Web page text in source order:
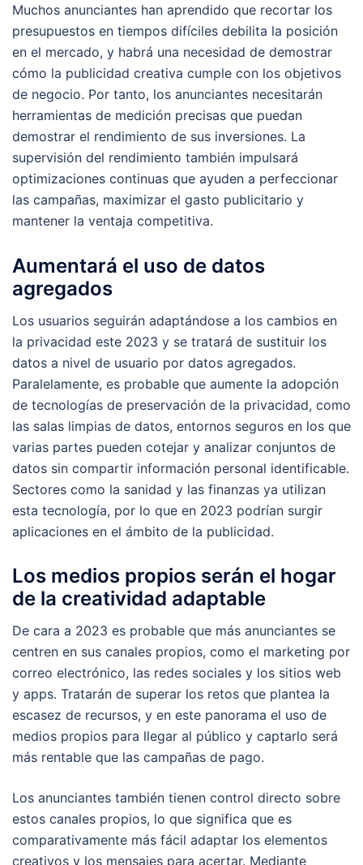
Muchos anunciantes han aprendido que recortar los
presupuestos en tiempos difíciles debilita la posición
en el mercado, y habrá una necesidad de demostrar
cómo la publicidad creativa cumple con los objetivos
de negocio. Por tanto, los anunciantes necesitarán
herramientas de medición precisas que puedan
demostrar el rendimiento de sus inversiones. La
supervisión del rendimiento también impulsará
optimizaciones continuas que ayuden a perfeccionar
las campañas, maximizar el gasto publicitario y
mantener la ventaja competitiva.
Aumentará el uso de datos
agregados
Los usuarios seguirán adaptándose a los cambios en
la privacidad este 2023 y se tratará de sustituir los
datos a nivel de usuario por datos agregados.
Paralelamente, es probable que aumente la adopción
de tecnologías de preservación de la privacidad, como
las salas limpias de datos, entornos seguros en los que
varias partes pueden cotejar y analizar conjuntos de
datos sin compartir información personal identificable.
Sectores como la sanidad y las finanzas ya utilizan
esta tecnología, por lo que en 2023 podrían surgir
aplicaciones en el ámbito de la publicidad.
Los medios propios serán el hogar
de la creatividad adaptable
De cara a 2023 es probable que más anunciantes se
centren en sus canales propios, como el marketing por
correo electrónico, las redes sociales y los sitios web
y apps. Tratarán de superar los retos que plantea la
escasez de recursos, y en este panorama el uso de
medios propios para llegar al público y captarlo será
más rentable que las campañas de pago.
Los anunciantes también tienen control directo sobre
estos canales propios, lo que significa que es
comparativamente más fácil adaptar los elementos
creativos y los mensajes para acertar. Mediante